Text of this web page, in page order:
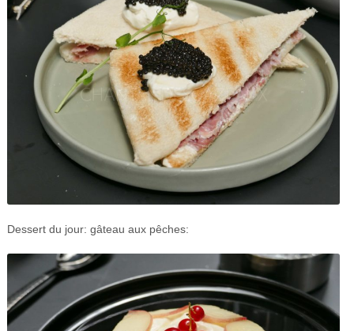
Dessert du jour: gâteau aux pêches: